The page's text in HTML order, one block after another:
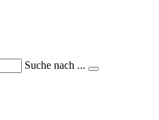
Suche nach ...